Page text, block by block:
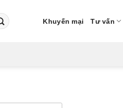
Khuyến mại Tư vấn